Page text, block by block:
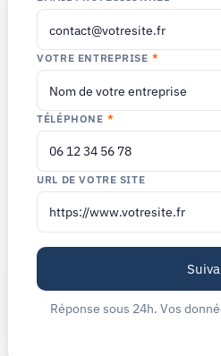
VOTRE ENTREPRISE *
TÉLÉPHONE *
URL DE VOTRE SITE
Réponse sous 24h. Vos